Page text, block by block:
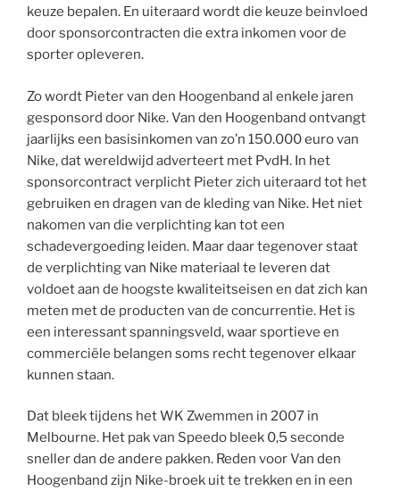
keuze bepalen. En uiteraard wordt die keuze beinvloed
door sponsorcontracten die extra inkomen voor de
sporter opleveren.
Zo wordt Pieter van den Hoogenband al enkele jaren
gesponsord door Nike. Van den Hoogenband ontvangt
jaarlijks een basisinkomen van zo’n 150.000 euro van
Nike, dat wereldwijd adverteert met PvdH. In het
sponsorcontract verplicht Pieter zich uiteraard tot het
gebruiken en dragen van de kleding van Nike. Het niet
nakomen van die verplichting kan tot een
schadevergoeding leiden. Maar daar tegenover staat
de verplichting van Nike materiaal te leveren dat
voldoet aan de hoogste kwaliteitseisen en dat zich kan
meten met de producten van de concurrentie. Het is
een interessant spanningsveld, waar sportieve en
commerciële belangen soms recht tegenover elkaar
kunnen staan.
Dat bleek tijdens het WK Zwemmen in 2007 in
Melbourne. Het pak van Speedo bleek 0,5 seconde
sneller dan de andere pakken. Reden voor Van den
Hoogenband zijn Nike-broek uit te trekken en in een